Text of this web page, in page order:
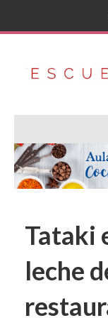
Tataki
leche